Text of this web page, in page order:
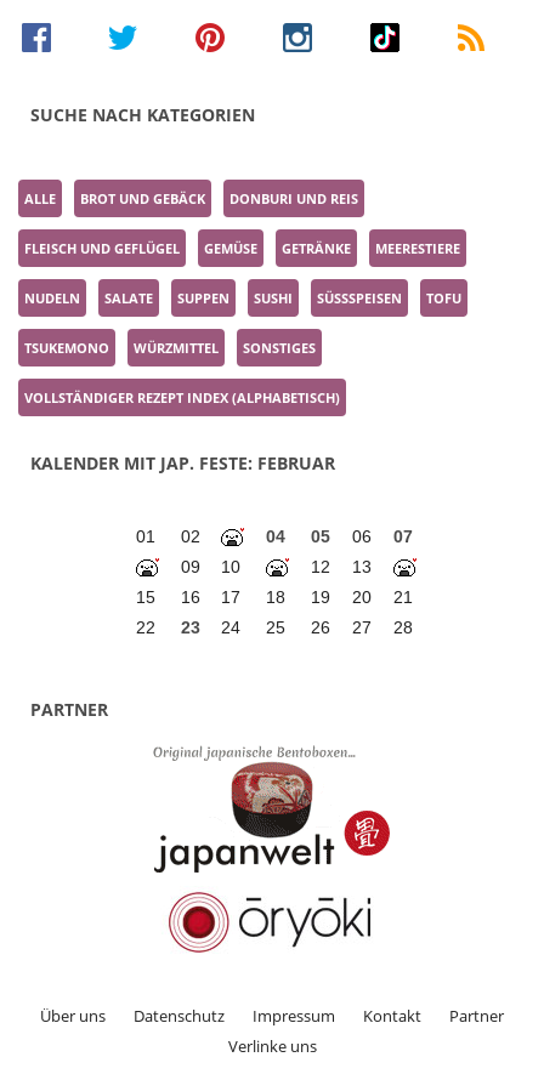
SUCHE NACH KATEGORIEN
ALLE BROT UND GEBÄCK DONBURI UND REIS
FLEISCH UND GEFLÜGEL GEMÜSE GETRÄNKE MEERESTIERE
NUDELN SALATE SUPPEN SUSHI SÜSSSPEISEN TOFU
TSUKEMONO WÜRZMITTEL SONSTIGES
VOLLSTÄNDIGER REZEPT INDEX (ALPHABETISCH)
KALENDER MIT JAP. FESTE: FEBRUAR
01 02 04 05 06
07
09
10 12
13
15
16 17 18 19 20
21
22
23 24 25 26 27 28
PARTNER
Über uns Datenschutz Impressum Kontakt
Partner
Verlinke uns